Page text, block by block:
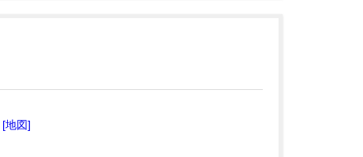
[地図]